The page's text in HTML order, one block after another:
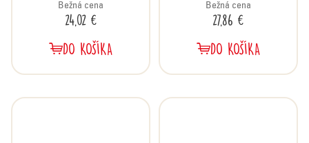
Bežná cena
24,02 €
DO KOŠÍKA
Bežná cena
27,86 €
DO KOŠÍKA